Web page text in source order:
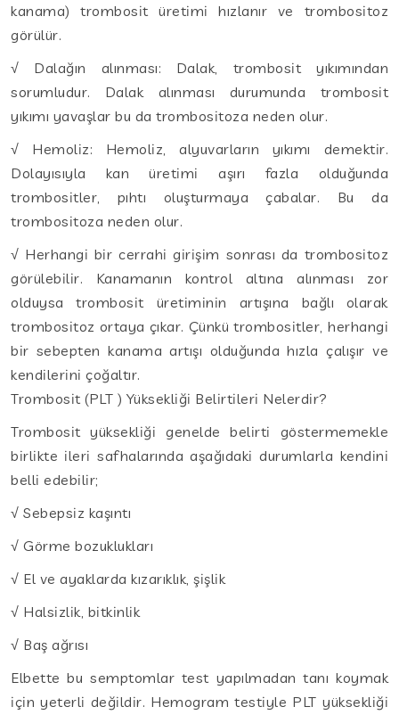
kanama) trombosit üretimi hızlanır ve trombositoz
görülür.
√ Dalağın alınması: Dalak, trombosit yıkımından
sorumludur. Dalak alınması durumunda trombosit
yıkımı yavaşlar bu da trombositoza neden olur.
√ Hemoliz: Hemoliz, alyuvarların yıkımı demektir.
Dolayısıyla kan üretimi aşırı fazla olduğunda
trombositler, pıhtı oluşturmaya çabalar. Bu da
trombositoza neden olur.
√ Herhangi bir cerrahi girişim sonrası da trombositoz
görülebilir. Kanamanın kontrol altına alınması zor
olduysa trombosit üretiminin artışına bağlı olarak
trombositoz ortaya çıkar. Çünkü trombositler, herhangi
bir sebepten kanama artışı olduğunda hızla çalışır ve
kendilerini çoğaltır.
Trombosit (PLT ) Yüksekliği Belirtileri Nelerdir?
Trombosit yüksekliği genelde belirti göstermemekle
birlikte ileri safhalarında aşağıdaki durumlarla kendini
belli edebilir;
√ Sebepsiz kaşıntı
√ Görme bozuklukları
√ El ve ayaklarda kızarıklık, şişlik
√ Halsizlik, bitkinlik
√ Baş ağrısı
Elbette bu semptomlar test yapılmadan tanı koymak
için yeterli değildir. Hemogram testiyle PLT yüksekliği